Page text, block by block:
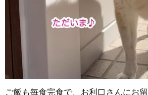
ご飯も毎食完食で、お利口さんにお